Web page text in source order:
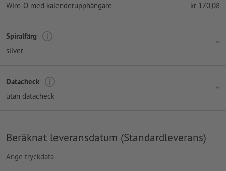
Wire-O med kalenderupphängare
kr 170,08
Spiralfärg
silver
Datacheck
utan datacheck
Beräknat leveransdatum (Standardleverans)
Ange tryckdata